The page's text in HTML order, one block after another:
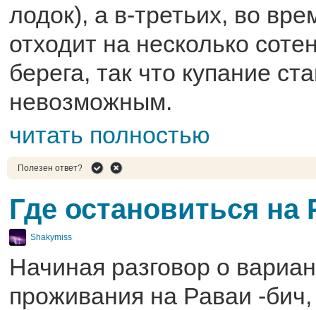
лодок), а в-третьих, во
отходит на несколько
берега, так что купание
невозможным.
читать полностью
Полезен ответ?
Где остановиться на
Shakymiss
Начиная разговор о
проживания на Раваи -